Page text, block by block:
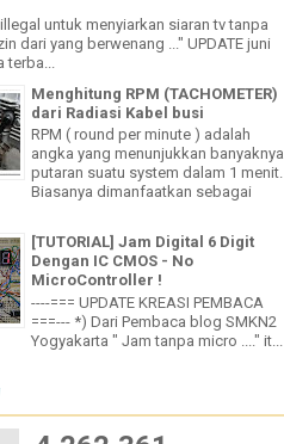
untuk menyiarkan siaran tv tanpa
dari yang berwenang ..." UPDATE juni
terba...
Menghitung RPM (TACHOMETER)
dari Radiasi Kabel busi
RPM ( round per minute ) adalah
angka yang menunjukkan banyaknya
putaran suatu system dalam 1 menit.
Biasanya dimanfaatkan sebagai
[TUTORIAL] Jam Digital 6 Digit
Dengan IC CMOS - No
MicroController !
----=== UPDATE KREASI PEMBACA
===--- *) Dari Pembaca blog SMKN2
Yogyakarta " Jam tanpa micro ...." it...